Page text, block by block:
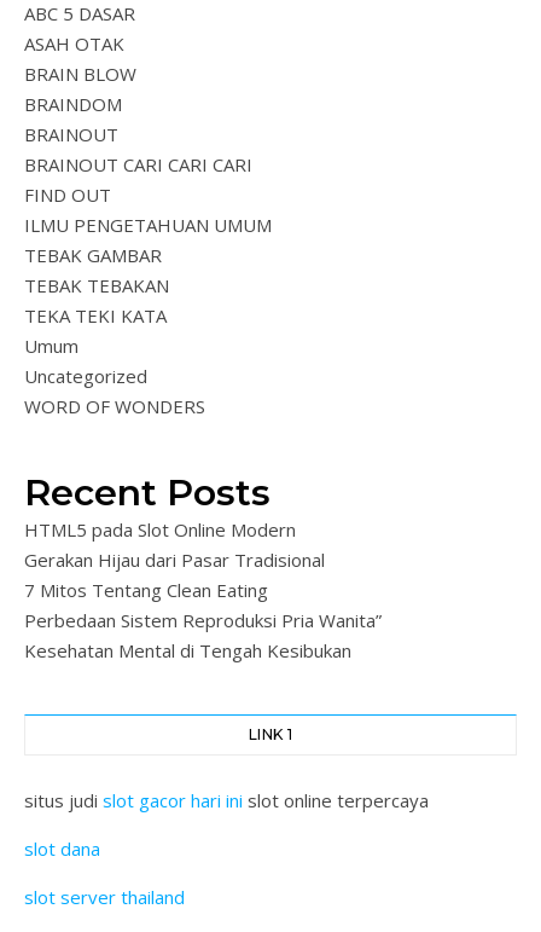
ABC 5 DASAR
ASAH OTAK
BRAIN BLOW
BRAINDOM
BRAINOUT
BRAINOUT CARI CARI CARI
FIND OUT
ILMU PENGETAHUAN UMUM
TEBAK GAMBAR
TEBAK TEBAKAN
TEKA TEKI KATA
Umum
Uncategorized
WORD OF WONDERS
Recent Posts
HTML5 pada Slot Online Modern
Gerakan Hijau dari Pasar Tradisional
7 Mitos Tentang Clean Eating
Perbedaan Sistem Reproduksi Pria Wanita”
Kesehatan Mental di Tengah Kesibukan
LINK 1
situs judi slot gacor hari ini slot online terpercaya
slot dana
slot server thailand